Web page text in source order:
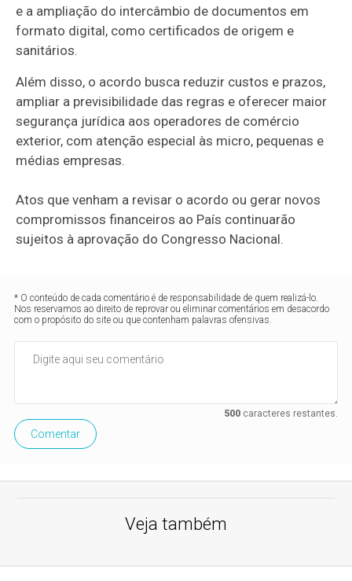
e a ampliação do intercâmbio de documentos em
formato digital, como certificados de origem e
sanitários.
Além disso, o acordo busca reduzir custos e prazos,
ampliar a previsibilidade das regras e oferecer maior
segurança jurídica aos operadores de comércio
exterior, com atenção especial às micro, pequenas e
médias empresas.
Atos que venham a revisar o acordo ou gerar novos
compromissos financeiros ao País continuarão
sujeitos à aprovação do Congresso Nacional.
* O conteúdo de cada comentário é de responsabilidade de quem realizá-lo.
Nos reservamos ao direito de reprovar ou eliminar comentários em desacordo
com o propósito do site ou que contenham palavras ofensivas.
500caracteres restantes.
Comentar
Veja também